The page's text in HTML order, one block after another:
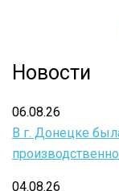
Новости
06.08.26
В г. Донецке
04.08.26